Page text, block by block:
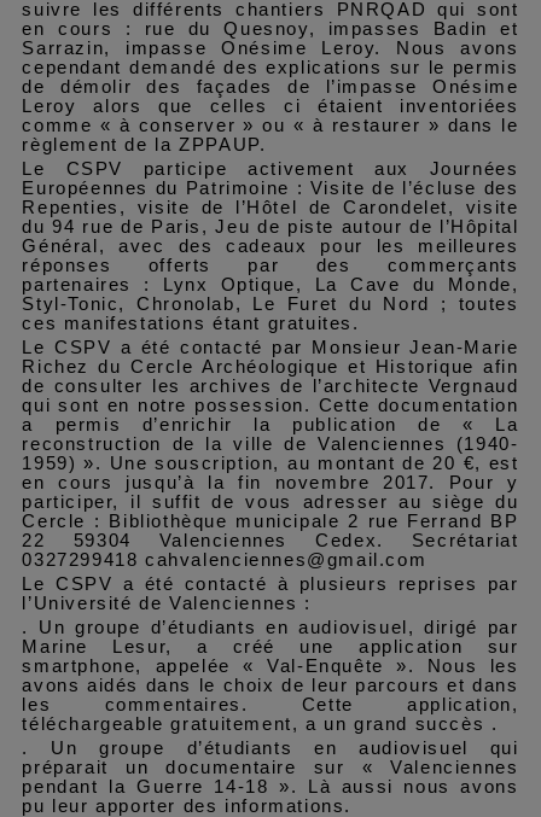
suivre les différents chantiers PNRQAD qui sont
en cours : rue du Quesnoy, impasses Badin et
Sarrazin, impasse Onésime Leroy. Nous avons
cependant demandé des explications sur le permis
de démolir des façades de l’impasse Onésime
Leroy alors que celles ci étaient inventoriées
comme « à conserver » ou « à restaurer » dans le
règlement de la ZPPAUP.
Le CSPV participe activement aux Journées
Européennes du Patrimoine : Visite de l’écluse des
Repenties, visite de l’Hôtel de Carondelet, visite
du 94 rue de Paris, Jeu de piste autour de l’Hôpital
Général, avec des cadeaux pour les meilleures
réponses offerts par des commerçants
partenaires : Lynx Optique, La Cave du Monde,
Styl-Tonic, Chronolab, Le Furet du Nord ; toutes
ces manifestations étant gratuites.
Le CSPV a été contacté par Monsieur Jean-Marie
Richez du Cercle Archéologique et Historique afin
de consulter les archives de l’architecte Vergnaud
qui sont en notre possession. Cette documentation
a permis d’enrichir la publication de « La
reconstruction de la ville de Valenciennes (1940-
1959) ». Une souscription, au montant de 20 €, est
en cours jusqu’à la fin novembre 2017. Pour y
participer, il suffit de vous adresser au siège du
Cercle : Bibliothèque municipale 2 rue Ferrand BP
22 59304 Valenciennes Cedex. Secrétariat
0327299418 cahvalenciennes@gmail.com
Le CSPV a été contacté à plusieurs reprises par
l’Université de Valenciennes :
. Un groupe d’étudiants en audiovisuel, dirigé par
Marine Lesur, a créé une application sur
smartphone, appelée « Val-Enquête ». Nous les
avons aidés dans le choix de leur parcours et dans
les commentaires. Cette application,
téléchargeable gratuitement, a un grand succès .
. Un groupe d’étudiants en audiovisuel qui
préparait un documentaire sur « Valenciennes
pendant la Guerre 14-18 ». Là aussi nous avons
pu leur apporter des informations.